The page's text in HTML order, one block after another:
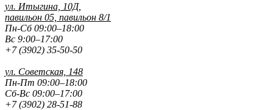
ул. Итыгина, 10Д,
павильон 05, павильон 8/1
Пн-Сб 09:00–18:00
Вс 9:00–17:00
+7 (3902) 35-50-50
ул. Советская, 148
Пн-Пт 09:00–18:00
Сб-Вс 09:00–17:00
+7 (3902) 28-51-88